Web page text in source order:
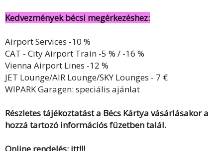
Kedvezmények bécsi megérkezéshez:
Airport Services -10 %
CAT - City Airport Train -5 % / -16 %
Vienna Airport Lines -12 %
JET Lounge/AIR Lounge/SKY Lounges - 7 €
WIPARK Garagen: speciális ajánlat
Részletes tájékoztatást a Bécs Kártya vásárlásakor a
hozzá tartozó információs füzetben talál.